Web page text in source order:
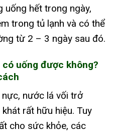
uống hết trong ngày,
trong tủ lạnh và có thể
từ 2 – 3 ngày sau đó.
uống được không?
nước lá vối trở
rất hữu hiệu. Tuy
cho sức khỏe, các